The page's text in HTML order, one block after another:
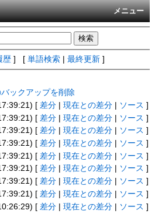
メニュー
歴 ] [ 単語検索 最終更新 ]
ックアップを削除
[ 差分 |現在との差分 ソース ]
[ 差分 |現在との差分 ソース ]
[ 差分 |現在との差分 ソース ]
[ 差分 |現在との差分 ソース ]
[ 差分 |現在との差分 ソース ]
[ 差分 |現在との差分 ソース ]
[ 差分 |現在との差分 ソース ]
[ 差分 |現在との差分 ソース ]
[ 差分 |現在との差分 | ソース ]